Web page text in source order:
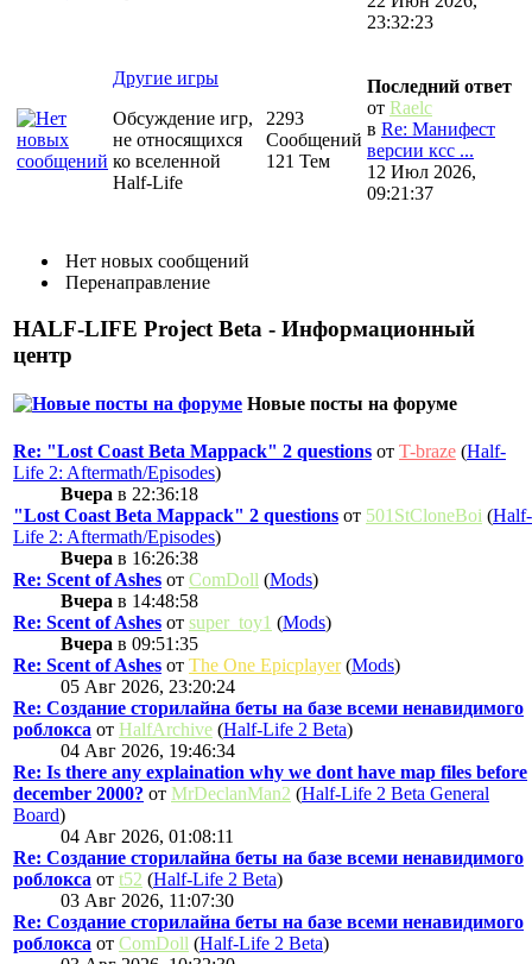
23:32:23
Другие игры
Обсуждение игр,
не относящихся
ко вселенной
Half-Life
2293
Сообщений
121 Тем
Последний ответ
от Raelc
в Re: Манифест
версии ксс ...
12 Июл 2026,
09:21:37
Нет новых сообщений
Перенаправление
HALF-LIFE Project Beta - Информационный
центр
Новые посты на форуме
Re: "Lost Coast Beta Mappack" 2 questions от T-braze (Half-
Life 2: Aftermath/Episodes)
Вчера в 22:36:18
"Lost Coast Beta Mappack" 2 questions от 501StCloneBoi (Half-
Life 2: Aftermath/Episodes)
Вчера в 16:26:38
Re: Scent of Ashes от ComDoll (Mods)
Вчера в 14:48:58
Re: Scent of Ashes от super_toy1 (Mods)
Вчера в 09:51:35
Re: Scent of Ashes от The One Epicplayer(Mods)
05 Авг 2026, 23:20:24
Re: Создание сторилайна беты на базе всеми ненавидимого
роблокса от HalfArchive (Half-Life 2 Beta)
04 Авг 2026, 19:46:34
Re: Is there any explaination why we dont have map files before
december 2000? от MrDeclanMan2 (Half-Life 2 Beta General
Board)
04 Авг 2026, 01:08:11
Re: Создание сторилайна беты на базе всеми ненавидимого
роблокса от t52 (Half-Life 2 Beta)
03 Авг 2026, 11:07:30
Re: Создание сторилайна беты на базе всеми ненавидимого
роблокса от ComDoll (Half-Life 2 Beta)